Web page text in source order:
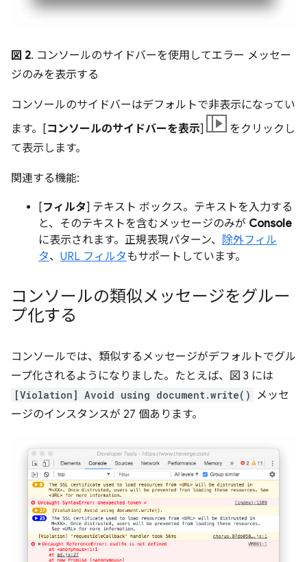
図 2. コンソールのサイドバーを使用してエラー メッセー
ジのみを表示する
コンソールのサイドバーはデフォルトで非表示になってい
ます。[コンソールのサイドバーを表示]
をクリックし
て表示します。
関連する機能:
[フィルタ] テキスト ボックス。テキストを入力する
と、そのテキストを含むメッセージのみが Console
に表示されます。正規表現パターン、 除外フィル
タ、 URL フィルタもサポートしています。
コンソールの類似メッセージをグルー
プ化する
コンソールでは、類似するメッセージがデフォルトでグル
ープ化されるようになりました。たとえば、図 3 には
[Violation] Avoid using document.write()
メッセ
ージのインスタンスが 27 個あります。